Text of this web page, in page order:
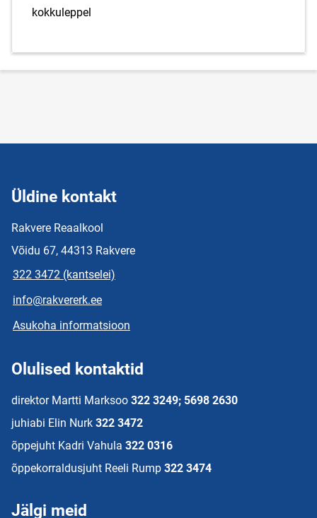
kokkuleppel
Üldine kontakt
Rakvere Reaalkool
Võidu 67, 44313 Rakvere
322 3472 (kantselei)
info@rakvererk.ee
Asukoha informatsioon
Olulised kontaktid
direktor Martti Marksoo 322 3249; 5698 2630
juhiabi Elin Nurk 322 3472
õppejuht Kadri Vahula 322 0316
õppekorraldusjuht Reeli Rump 322 3474
Jälgi meid